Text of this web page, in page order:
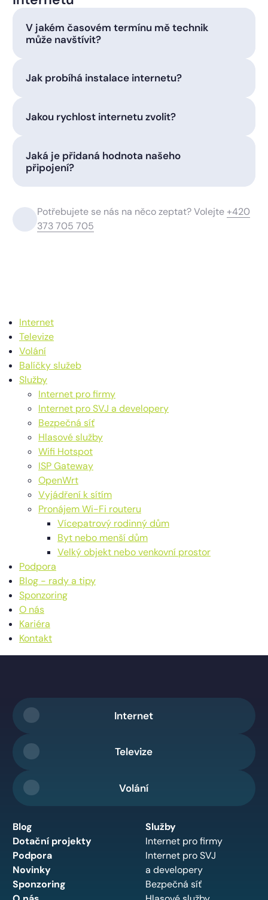
V jakém časovém termínu mě technik
může navštívit?
Jak probíhá instalace internetu?
Jakou rychlost internetu zvolit?
Jaká je přidaná hodnota našeho
připojení?
Potřebujete se nás na něco zeptat? Volejte+420
373 705 705
Internet
Televize
Volání
Balíčky služeb
Služby
Internet pro firmy
Internet pro SVJ a developery
Bezpečná síť
Hlasové služby
Wifi Hotspot
ISP Gateway
OpenWrt
Vyjádření k sítím
Pronájem Wi-Fi routeru
Vícepatrový rodinný dům
Byt nebo menší dům
Velký objekt nebo venkovní prostor
Podpora
Blog - rady a tipy
Sponzoring
O nás
Kariéra
Kontakt
Internet
Televize
Volání
Blog
Dotační projekty
Podpora
Novinky
Sponzoring
Služby
Internet pro firmy
Internet pro SVJ
a developery
Bezpečná síť